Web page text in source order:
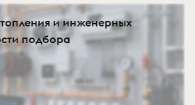
и инженерных
подбора